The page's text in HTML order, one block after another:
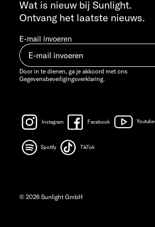
Wat is nieuw bij Sunlight.
Ontvang het laatste nieuws.
E-mail invoeren
Door in te dienen, ga je akkoord met ons
Gegevensbeveiligingsverklaring.
Instagram Facebook Youtube
Spotify TikTok
© 2026 Sunlight GmbH